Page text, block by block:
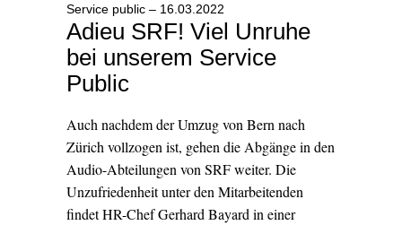
Service public – 16.03.2022
Adieu SRF! Viel Unruhe
bei unserem Service
Public
Auch nachdem der Umzug von Bern nach
Zürich vollzogen ist, gehen die Abgänge in den
Audio-Abteilungen von SRF weiter. Die
Unzufriedenheit unter den Mitarbeitenden
findet HR-Chef Gerhard Bayard in einer